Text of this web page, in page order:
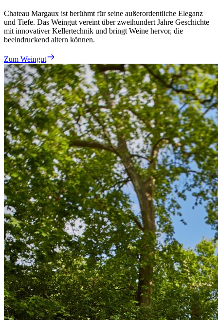
Chateau Margaux ist berühmt für seine außerordentliche Eleganz
und Tiefe. Das Weingut vereint über zweihundert Jahre Geschichte
mit innovativer Kellertechnik und bringt Weine hervor, die
beeindruckend altern können.
Zum Weingut